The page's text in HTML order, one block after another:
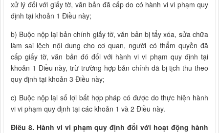
xử lý đối với giấy tờ, văn bản đã cấp do có hành vi vi phạm quy
định tại khoản 1 Điều này;
b) Buộc nộp lại bản chính giấy tờ, văn bản bị tẩy xóa, sửa chữa
làm sai lệch nội dung cho cơ quan, người có thẩm quyền đã
cấp giấy tờ, văn bản đó đối với hành vi vi phạm quy định tại
khoản 1 Điều này, trừ trường hợp bản chính đã bị tịch thu theo
quy định tại khoản 3 Điều này;
c) Buộc nộp lại số lợi bất hợp pháp có được do thực hiện hành
vi vi phạm quy định tại các khoản 1 và 2 Điều này.
Điều 8. Hành vi vi phạm quy định đối với hoạt động hành